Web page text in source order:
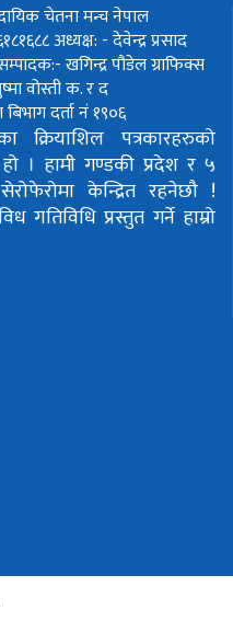
चेतना मन्च नेपाल
अध्यक्ष: - देवेन्द्र प्रसाद
खगिन्द्र पौडेलग्राफिक्स
वोस्तीक. र द
दर्ता नं १९०६
क्रियाशिल पत्रकारहरुको
। हामी गण्डकी प्रदेश र ५
केन्द्रित रहनेछौ !
गतिविधि प्रस्तुत गर्ने हाम्रो